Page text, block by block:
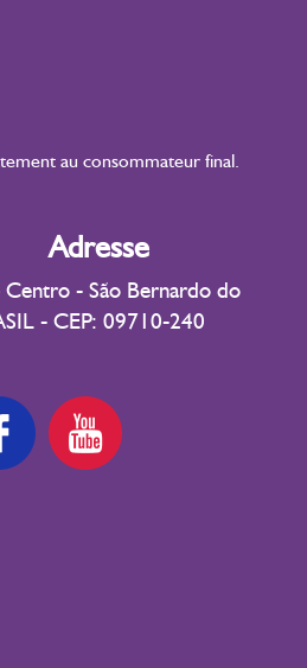
au consommateur final.
Adresse
Centro - São Bernardo do
- CEP: 09710-240